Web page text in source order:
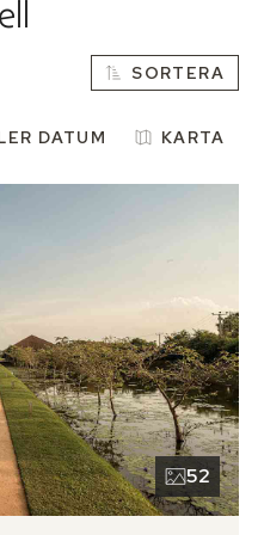
själ genom
råvaror. Restaurangen
och internationella klassiker
med vävda stolar och konst
genom en
vägleder dig genom
intim atmosfär.
SORTERA
DATUM KARTA
52